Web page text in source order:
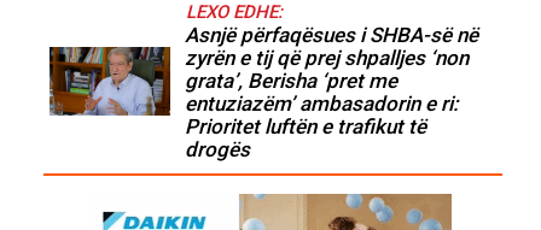
LEXO EDHE:
Asnjë përfaqësues i SHBA-së në
zyrën e tij që prej shpalljes ‘non
grata’, Berisha ‘pret me
entuziazëm’ ambasadorin e ri:
Prioritet luftën e trafikut të
drogës